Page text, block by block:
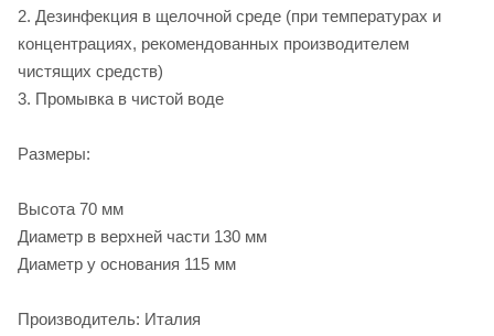
2. Дезинфекция в щелочной среде (при температурах и
концентрациях, рекомендованных производителем
чистящих средств)
3. Промывка в чистой воде
Размеры:
Высота 70 мм
Диаметр в верхней части 130 мм
Диаметр у основания 115 мм
Производитель: Италия